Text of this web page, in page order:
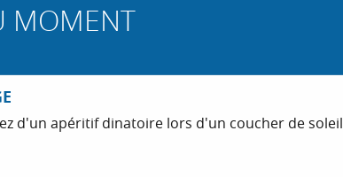
MOMENT
d'un apéritif dinatoire lors d'un coucher de soleil